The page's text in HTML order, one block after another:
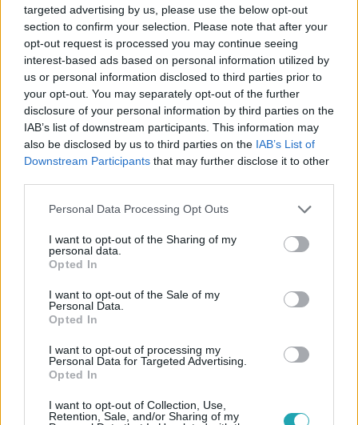
targeted advertising by us, please use the below opt-out
section to confirm your selection. Please note that after your
opt-out request is processed you may continue seeing
interest-based ads based on personal information utilized by
us or personal information disclosed to third parties prior to
your opt-out. You may separately opt-out of the further
disclosure of your personal information by third parties on the
IAB’s list of downstream participants. This information may
also be disclosed by us to third parties on the IAB’s List of
Downstream Participants that may further disclose it to other
Please note that this website/app uses one or more Google
not limited to your visit or usage behaviour. You may click to
grant or deny consent to Google and its third-party tags to
use your data for below specified purposes in below Google
consent section.
Personal Data Processing Opt Outs
I want to opt-out of the Sharing of my
personal data.
Opted In
I want to opt-out of the Sale of my
Personal Data.
Opted In
I want to opt-out of processing my
Personal Data for Targeted Advertising.
Opted In
I want to opt-out of Collection, Use,
Retention, Sale, and/or Sharing of my
FÓKUSZ ADÁSRÉSZLETEK